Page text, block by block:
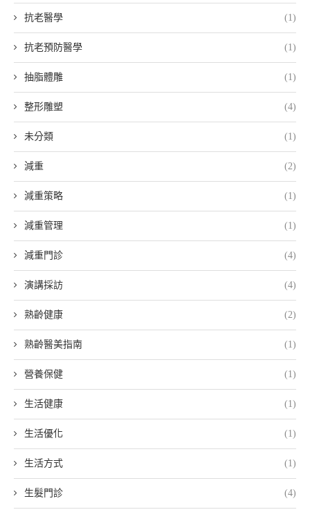
抗老醫學 (1)
抗老預防醫學 (1)
抽脂體雕 (1)
整形雕塑 (4)
未分類 (1)
減重 (2)
減重策略 (1)
減重管理 (1)
減重門診 (4)
演講採訪 (4)
熟齡健康 (2)
熟齡醫美指南 (1)
營養保健 (1)
生活健康 (1)
生活優化 (1)
生活方式 (1)
生髮門診 (4)